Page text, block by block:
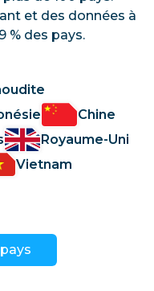
et des données à
% des pays.
Chine
Royaume-Uni
Vietnam